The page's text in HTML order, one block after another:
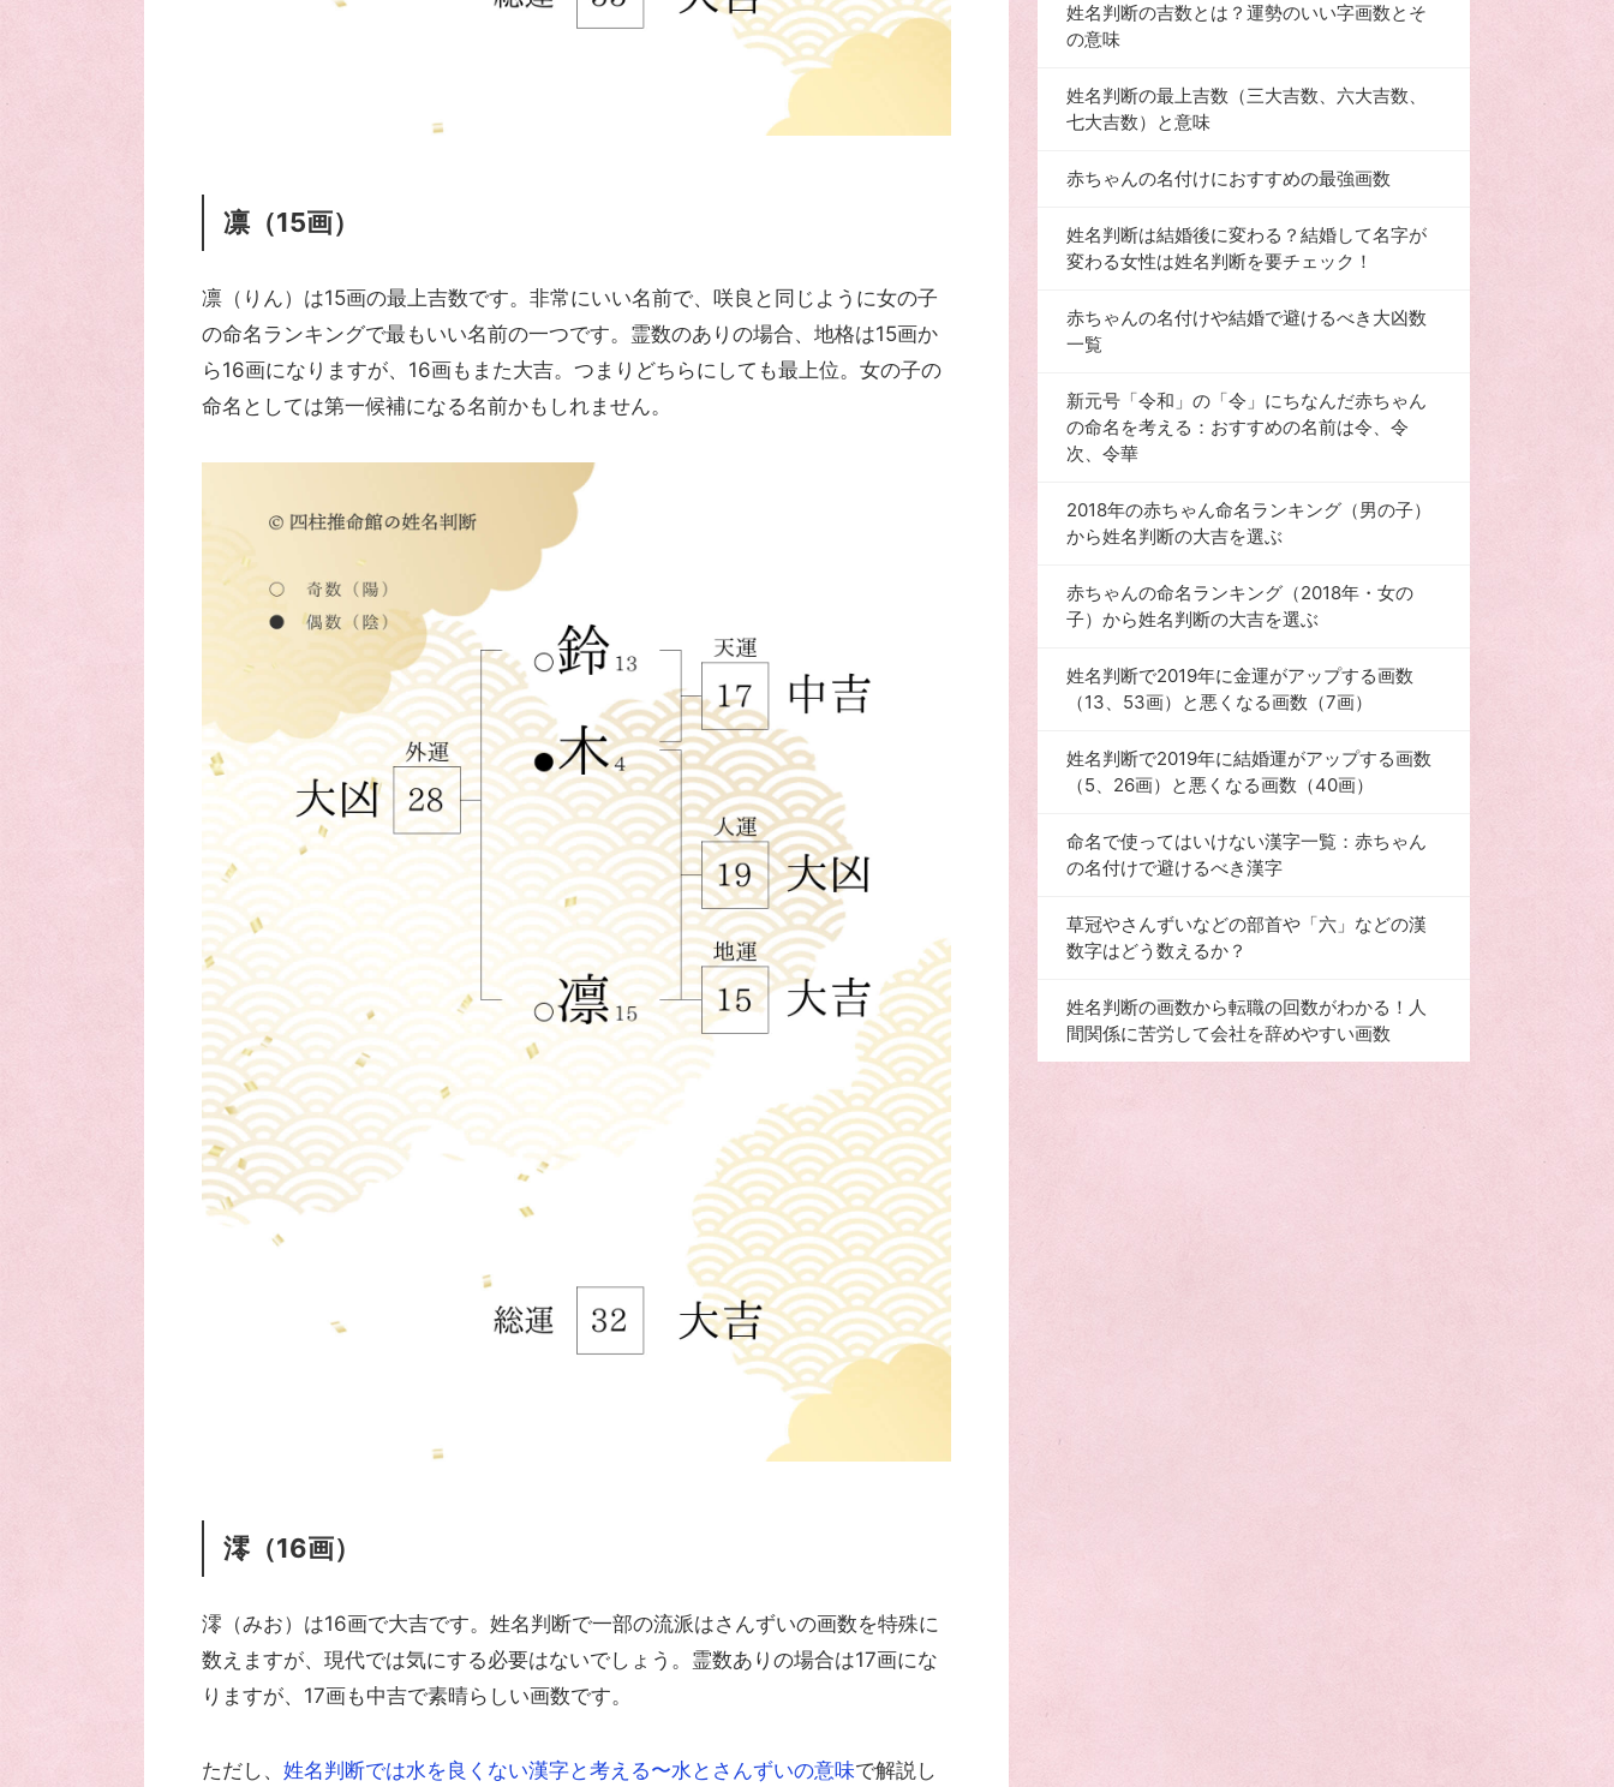
凛（15画）
凛（りん）は15画の最上吉数です。非常にいい名前で、咲良と同じように女の子
の命名ランキングで最もいい名前の一つです。霊数のありの場合、地格は15画か
ら16画になりますが、16画もまた大吉。つまりどちらにしても最上位。女の子の
命名としては第一候補になる名前かもしれません。
澪（16画）
澪（みお）は16画で大吉です。姓名判断で一部の流派はさんずいの画数を特殊に
数えますが、現代では気にする必要はないでしょう。霊数ありの場合は17画にな
りますが、17画も中吉で素晴らしい画数です。
ただし、 姓名判断では水を良くない漢字と考える〜水とさんずいの意味で解説し
姓名判断の吉数とは？運勢のいい字画数とそ
の意味
姓名判断の最上吉数（三大吉数、六大吉数、
七大吉数）と意味
赤ちゃんの名付けにおすすめの最強画数
姓名判断は結婚後に変わる？結婚して名字が
変わる女性は姓名判断を要チェック！
赤ちゃんの名付けや結婚で避けるべき大凶数
一覧
新元号「令和」の「令」にちなんだ赤ちゃん
の命名を考える：おすすめの名前は令、令
次、令華
2018年の赤ちゃん命名ランキング（男の子）
から姓名判断の大吉を選ぶ
赤ちゃんの命名ランキング（2018年・女の
子）から姓名判断の大吉を選ぶ
姓名判断で2019年に金運がアップする画数
（13、53画）と悪くなる画数（7画）
姓名判断で2019年に結婚運がアップする画数
（5、26画）と悪くなる画数（40画）
命名で使ってはいけない漢字一覧：赤ちゃん
の名付けで避けるべき漢字
草冠やさんずいなどの部首や「六」などの漢
数字はどう数えるか？
姓名判断の画数から転職の回数がわかる！人
間関係に苦労して会社を辞めやすい画数